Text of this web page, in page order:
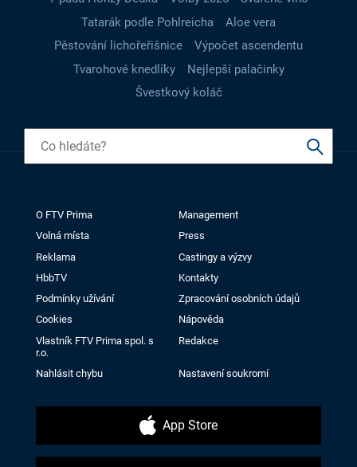
Tatarák podle Pohlreicha
Aloe vera
Pěstování lichořeřišnice
Výpočet ascendentu
Tvarohové knedlíky
Nejlepší palačinky
Švestkový koláč
O FTV Prima
Management
Volná místa
Press
Reklama
Castingy a výzvy
HbbTV
Kontakty
Podmínky užívání
Zpracování osobních údajů
Cookies
Nápověda
Vlastník FTV Prima spol. s
r.o.
Redakce
Nahlásit chybu Nastavení soukromí
App Store